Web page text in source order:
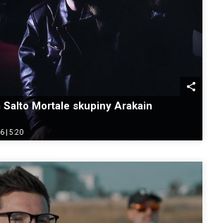
Salto Mortale skupiny Arakain
| 5:20